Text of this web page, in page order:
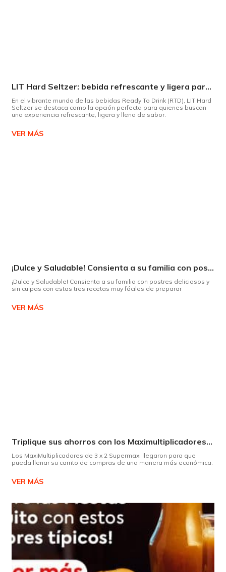
LIT Hard Seltzer: bebida refrescante y ligera para disfrutar de este verano
En el vibrante mundo de las bebidas Ready To Drink (RTD), LIT Hard
Seltzer se destaca como la opción perfecta para quienes buscan
una experiencia refrescante, ligera y llena de sabor.
VER MÁS
¡Dulce y Saludable! Consienta a su familia con postres deliciosos y sin culpas
¡Dulce y Saludable! Consienta a su familia con postres deliciosos y
sin culpas con estas tres recetas muy fáciles de preparar
VER MÁS
Triplique sus ahorros con los Maximultiplicadores de Supermaxi
Los MaxiMultiplicadores de 3 x 2 Supermaxi llegaron para que
pueda llenar su carrito de compras de una manera más económica.
VER MÁS